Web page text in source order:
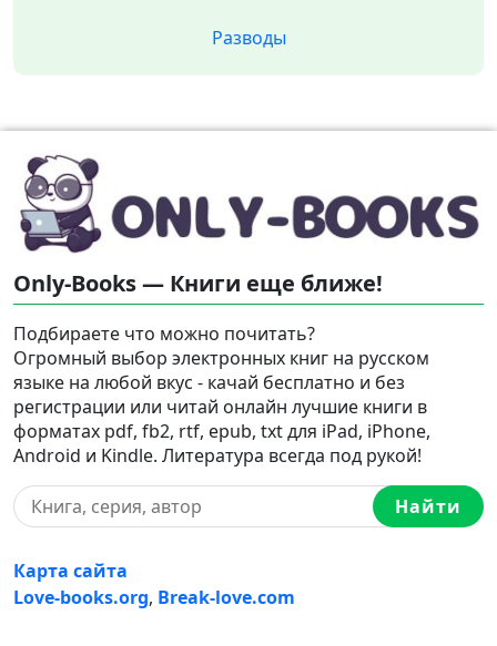
Разводы
Only-Books — Книги еще ближе!
Подбираете что можно почитать?
Огромный выбор электронных книг на русском
языке на любой вкус - качай бесплатно и без
регистрации или читай онлайн лучшие книги в
форматах pdf, fb2, rtf, epub, txt для iPad, iPhone,
Android и Kindle. Литература всегда под рукой!
Найти
Карта сайта
Love-books.org, Break-love.com